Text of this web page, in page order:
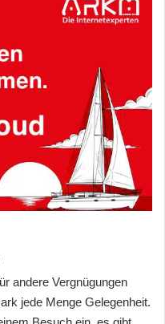
andere Vergnügungen
jede Menge Gelegenheit.